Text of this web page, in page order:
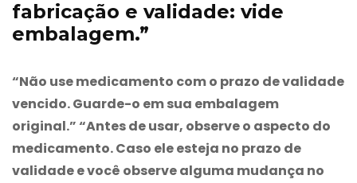
fabricação e validade: vide
embalagem.”
“Não use medicamento com o prazo de validade
vencido. Guarde-o em sua embalagem
original.” “Antes de usar, observe o aspecto do
medicamento. Caso ele esteja no prazo de
validade e você observe alguma mudança no